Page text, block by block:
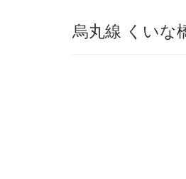
烏丸線 くいな